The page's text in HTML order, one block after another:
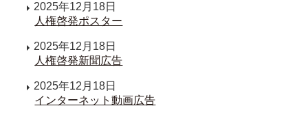
2025年12月18日
人権啓発ポスター
2025年12月18日
人権啓発新聞広告
2025年12月18日
インターネット動画広告